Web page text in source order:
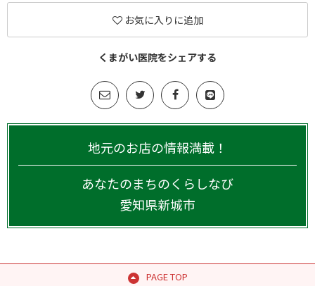
お気に入りに追加
くまがい医院をシェアする
地元のお店の情報満載！
あなたのまちのくらしなび
愛知県新城市
PAGE TOP